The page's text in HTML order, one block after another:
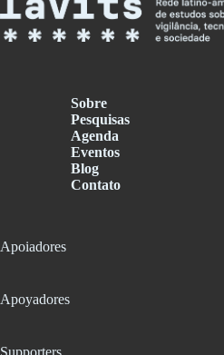
Sobre
Pesquisas
Agenda
Eventos
Blog
Contato
Apoiadores
Apoyadores
Supporters